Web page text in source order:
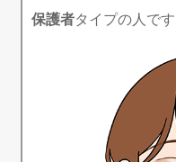
保護者タイプの人です